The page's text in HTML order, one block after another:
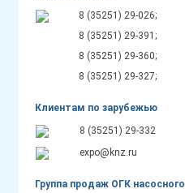
8 (35251) 29-026;
8 (35251) 29-391;
8 (35251) 29-360;
8 (35251) 29-327;
Клиентам по зарубежью
8 (35251) 29-332
expo@knz.ru
Группа продаж ОГК